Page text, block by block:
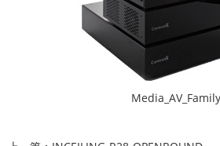
Media_AV_Family